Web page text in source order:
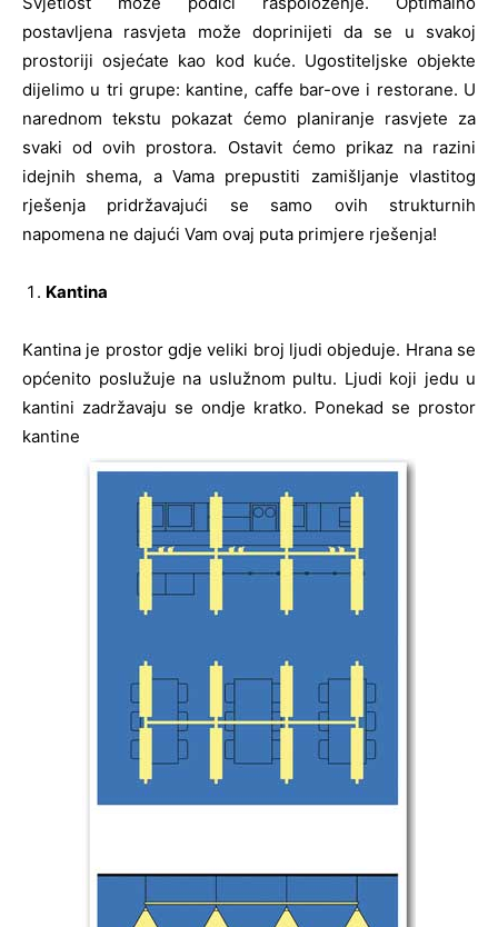
postavljena rasvjeta može doprinijeti da se u svakoj
prostoriji osjećate kao kod kuće. Ugostiteljske objekte
dijelimo u tri grupe: kantine, caffe bar-ove i restorane. U
narednom tekstu pokazat ćemo planiranje rasvjete za
svaki od ovih prostora. Ostavit ćemo prikaz na razini
idejnih shema, a Vama prepustiti zamišljanje vlastitog
rješenja pridržavajući se samo ovih strukturnih
napomena ne dajući Vam ovaj puta primjere rješenja!
Kantina
Kantina je prostor gdje veliki broj ljudi objeduje. Hrana se
općenito poslužuje na uslužnom pultu. Ljudi koji jedu u
kantini zadržavaju se ondje kratko. Ponekad se prostor
kantine